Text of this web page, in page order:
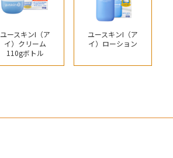
ユースキンI（ア
イ）クリーム
110gボトル
ユースキンI（ア
イ）ローション